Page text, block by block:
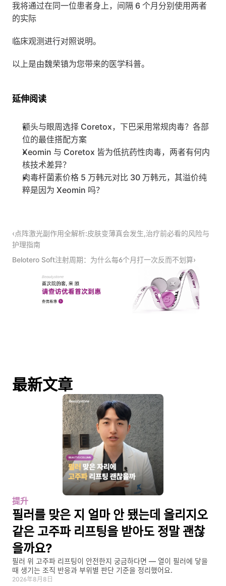
我将通过在同一位患者身上，间隔 6 个月分别使用两者
的实际
临床观测进行对照说明。
以上是由魏荣镇为您带来的医学科普。
延伸阅读
额头与眼周选择 Coretox，下巴采用常规肉毒？各部
位的最佳搭配方案
Xeomin 与 Coretox 皆为低抗药性肉毒，两者有何内
核技术差异？
肉毒杆菌素价格 5 万韩元对比 30 万韩元，其溢价纯
粹是因为 Xeomin 吗？
‹点阵激光副作用全解析:皮肤变薄真会发生,治疗前必看的风险与
护理指南
Belotero Soft注射周期：为什么每6个月打一次反而不划算›
最新文章
提升
필러를 맞은 지 얼마 안 됐는데 올리지오
같은 고주파 리프팅을 받아도 정말 괜찮
을까요?
필러 위 고주파 리프팅이 안전한지 궁금하다면 — 열이 필러에 닿을
때 생기는 조직 반응과 부위별 판단 기준을 정리했어요.
2026年8月8日